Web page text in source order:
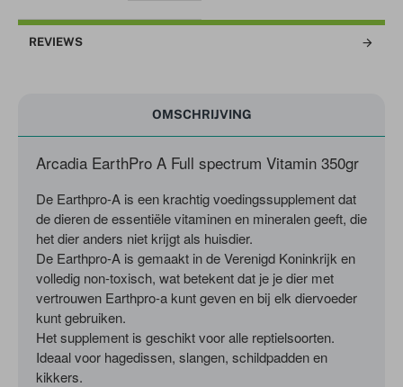
REVIEWS
OMSCHRIJVING
Arcadia EarthPro A Full spectrum Vitamin 350gr
De Earthpro-A is een krachtig voedingssupplement dat
de dieren de essentiële vitaminen en mineralen geeft, die
het dier anders niet krijgt als huisdier.
De Earthpro-A is gemaakt in de Verenigd Koninkrijk en
volledig non-toxisch, wat betekent dat je je dier met
vertrouwen Earthpro-a kunt geven en bij elk diervoeder
kunt gebruiken.
Het supplement is geschikt voor alle reptielsoorten.
Ideaal voor hagedissen, slangen, schildpadden en
kikkers.